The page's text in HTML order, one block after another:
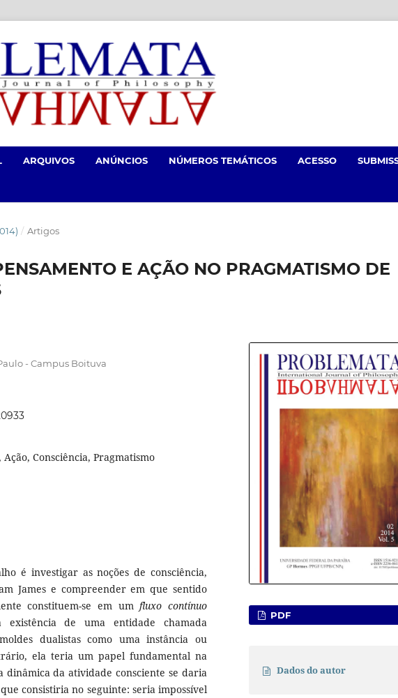
ARQUIVOS ANÚNCIOS NÚMEROS TEMÁTICOS ACESSO
/ Artigos
E AÇÃO NO PRAGMATISMO DE
- Campus Boituva
Ação, Consciência, Pragmatismo
é investigar as noções de consciência,
James e compreender em que sentido
constituem-se em umfluxo contínuo
existência de uma entidade chamada
dualistas como uma instância ou
ela teria um papel fundamental na
da atividade consciente se daria
consistiria no seguinte: seria impossível
PDF
Dados do autor